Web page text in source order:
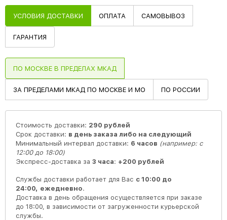
УСЛОВИЯ ДОСТАВКИ ОПЛАТА САМОВЫВОЗ
ГАРАНТИЯ
ПО МОСКВЕ В ПРЕДЕЛАХ МКАД
ЗА ПРЕДЕЛАМИ МКАД ПО МОСКВЕ И МО ПО РОССИИ
Стоимость доставки: 290 рублей
Срок доставки: в день заказа либо на следующий
Минимальный интервал доставки: 6 часов (например: с
12:00 до 18:00)
Экспресс-доставка за 3 часа: +200 рублей
Службы доставки работает для Вас с 10:00 до
24:00, ежедневно.
Доставка в день обращения осуществляется при заказе
до 18:00, в зависимости от загруженности курьерской
службы.